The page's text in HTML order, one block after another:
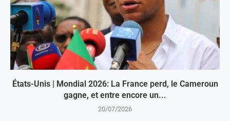
États-Unis | Mondial 2026: La France perd, le Cameroun
gagne, et entre encore un...
20/07/2026